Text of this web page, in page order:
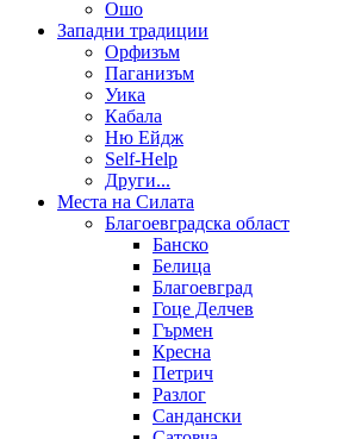
Ошо
Западни традиции
Орфизъм
Паганизъм
Уика
Кабала
Ню Ейдж
Self-Help
Други...
Места на Силата
Благоевградска област
Банско
Белица
Благоевград
Гоце Делчев
Гърмен
Кресна
Петрич
Разлог
Сандански